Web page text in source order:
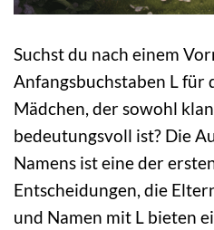
Suchst du nach einem
Anfangsbuchstaben L für
Mädchen, der sowohl
bedeutungsvoll ist? Die
Namens ist eine der
Entscheidungen, die
und Namen mit L bieten